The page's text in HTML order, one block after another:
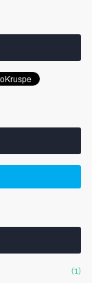
(1)